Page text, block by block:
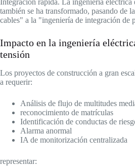
Integración rápida. La ingeniería eléctrica
también se ha transformado, pasando de
cables" a la "ingeniería de integración de
Impacto en la ingeniería
tensión
Los proyectos de construcción a gran
a requerir:
Análisis de flujo de multitudes
reconocimiento de matrículas
Identificación de conductas de
Alarma anormal
IA de monitorización centralizada
representar: